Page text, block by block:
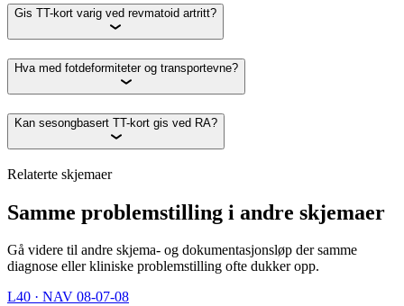
Gis TT-kort varig ved revmatoid artritt?
Hva med fotdeformiteter og transportevne?
Kan sesongbasert TT-kort gis ved RA?
Relaterte skjemaer
Samme problemstilling i andre skjemaer
Gå videre til andre skjema- og dokumentasjonsløp der samme
diagnose eller kliniske problemstilling ofte dukker opp.
L40 · NAV 08-07-08